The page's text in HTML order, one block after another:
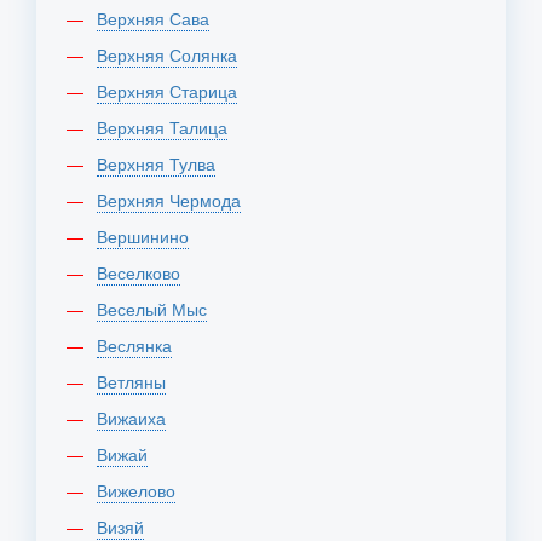
Верхняя Сава
Верхняя Солянка
Верхняя Старица
Верхняя Талица
Верхняя Тулва
Верхняя Чермода
Вершинино
Веселково
Веселый Мыс
Веслянка
Ветляны
Вижаиха
Вижай
Вижелово
Визяй